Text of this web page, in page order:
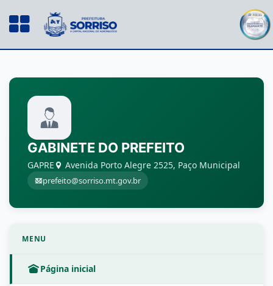
GABINETE DO PREFEITO
GAPRE Avenida Porto Alegre 2525, Paço Municipal
prefeito@sorriso.mt.gov.br
MENU
Página inicial